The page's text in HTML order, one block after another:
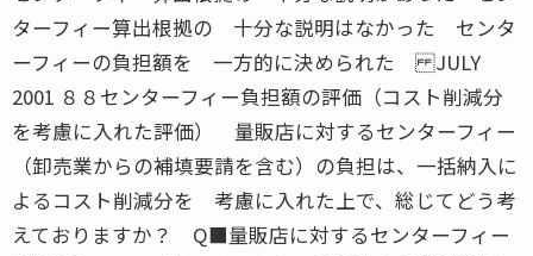
ターフィー算出根拠の 十分な説明はなかった センタ
ーフィーの負担額を 一方的に決められた JULY
2001 ８８センターフィー負担額の評価（コスト削減分
を考慮に入れた評価） 量販店に対するセンターフィー
（卸売業からの補填要請を含む）の負担は、一括納入に
よるコスト削減分を 考慮に入れた上で、総じてどう考
えておりますか？ Q■量販店に対するセンターフィー